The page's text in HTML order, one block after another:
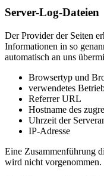
Server-Log-Dateien
Der Provider der Seiten
Informationen in so
automatisch an uns
Browsertyp und
verwendetes
Referrer URL
Hostname des
Uhrzeit der
IP-Adresse
Eine Zusammenführung
wird nicht vorgenommen.